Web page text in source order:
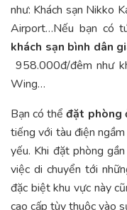
như: Khách sạn Nikko
Airport…Nếu bạn có
khách sạn bình dân
958.000đ/đêm như
Wing…
Bạn có thểđặt phòng
tiếng với tàu điện
yếu. Khi đặt phòng
việc di chuyển tới
đặc biệt khu vực này
cao cấp tùy thuộc vào